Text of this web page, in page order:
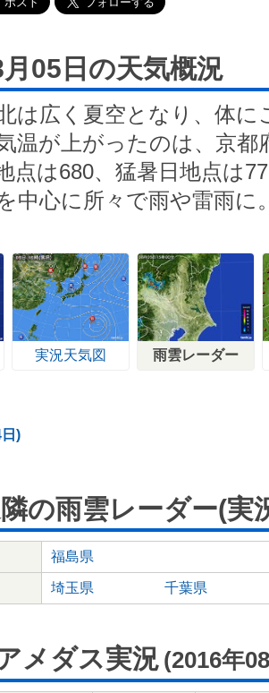
05日の天気概況
は広く夏空となり、体
温が上がったのは、京都
点は680、猛暑日地点は
中心に所々で雨や雷雨
実況天気図 雨雲レーダー
)
の雨雲レーダー(実
福島県
埼玉県 千葉県
メダス実況 (2016年